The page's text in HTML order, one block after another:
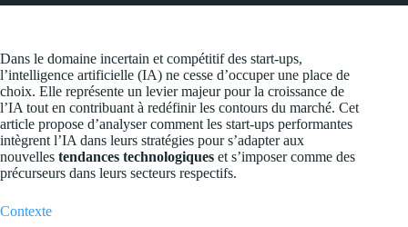
Dans le domaine incertain et compétitif des start-ups,
l’intelligence artificielle (IA) ne cesse d’occuper une place de
choix. Elle représente un levier majeur pour la croissance de
l’IA tout en contribuant à redéfinir les contours du marché. Cet
article propose d’analyser comment les start-ups performantes
intègrent l’IA dans leurs stratégies pour s’adapter aux
nouvelles tendances technologiques et s’imposer comme des
précurseurs dans leurs secteurs respectifs.
Contexte